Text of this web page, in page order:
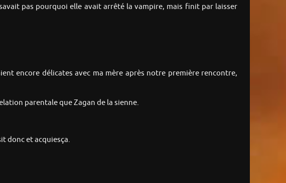
pas pourquoi elle avait arrêté la vampire, mais finit par laisser
encore délicates avec ma mère après notre première rencontre,
parentale que Zagan de la sienne.
donc et acquiesça.